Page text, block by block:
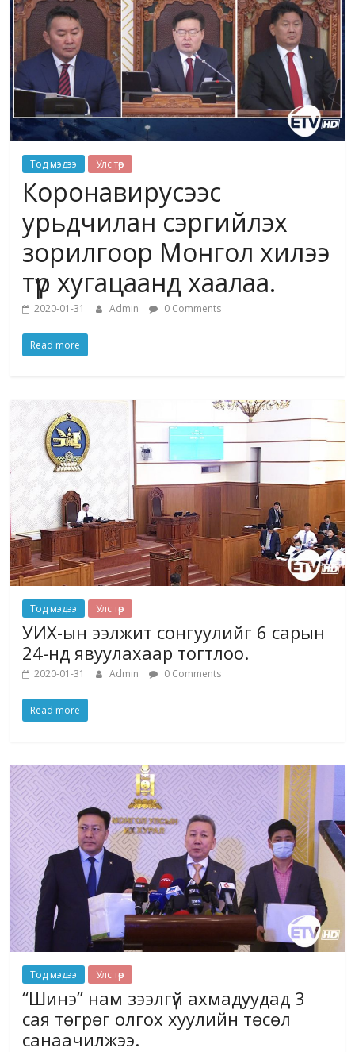
Тод мэдээ Улс төр
Коронавирусээс
урьдчилан сэргийлэх
зорилгоор Монгол хилээ
түр хугацаанд хаалаа.
2020-01-31 Admin 0 Comments
Read more
Тод мэдээ Улс төр
УИХ-ын ээлжит сонгуулийг 6 сарын
24-нд явуулахаар тогтлоо.
2020-01-31 Admin 0 Comments
Read more
Тод мэдээ Улс төр
“Шинэ” нам зээлгүй ахмадуудад 3
сая төгрөг олгох хуулийн төсөл
санаачилжээ.